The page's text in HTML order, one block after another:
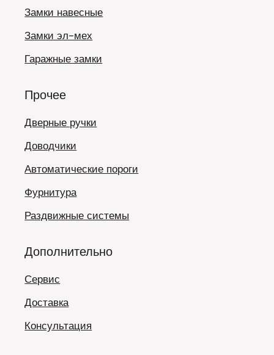
Замки навесные
Замки эл-мех
Гаражные замки
Прочее
Дверные ручки
Доводчики
Автоматические пороги
Фурнитура
Раздвижные системы
Дополнительно
Сервис
Доставка
Консультация